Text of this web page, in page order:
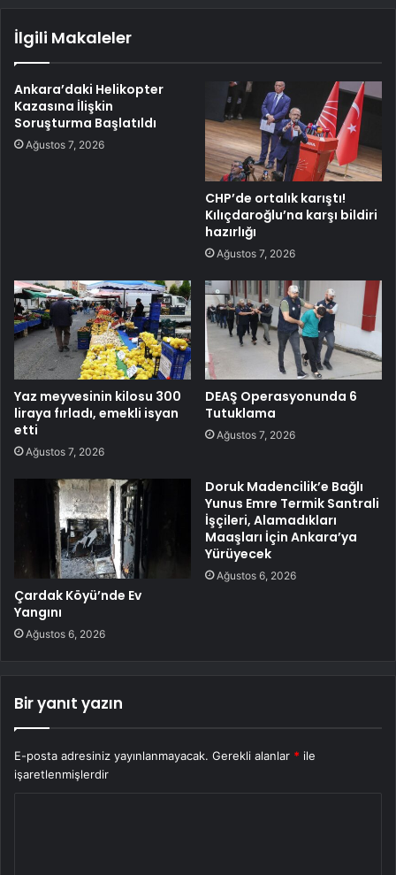
İlgili Makaleler
Ankara’daki Helikopter
Kazasına İlişkin
Soruşturma Başlatıldı
Ağustos 7, 2026
CHP’de ortalık karıştı!
Kılıçdaroğlu’na karşı bildiri
hazırlığı
Ağustos 7, 2026
Yaz meyvesinin kilosu 300
liraya fırladı, emekli isyan
etti
Ağustos 7, 2026
DEAŞ Operasyonunda 6
Tutuklama
Ağustos 7, 2026
Çardak Köyü’nde Ev
Yangını
Ağustos 6, 2026
Doruk Madencilik’e Bağlı
Yunus Emre Termik Santrali
İşçileri, Alamadıkları
Maaşları İçin Ankara’ya
Yürüyecek
Ağustos 6, 2026
Bir yanıt yazın
E-posta adresiniz yayınlanmayacak. Gerekli alanlar * ile
işaretlenmişlerdir